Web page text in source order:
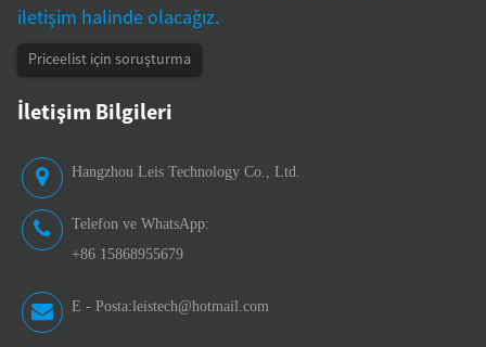
iletişim halinde olacağız.
Priceelist için soruşturma
İletişim Bilgileri
Hangzhou Leis Technology Co., Ltd.
Telefon ve WhatsApp:
+86 15868955679
E - Posta:leistech@hotmail.com